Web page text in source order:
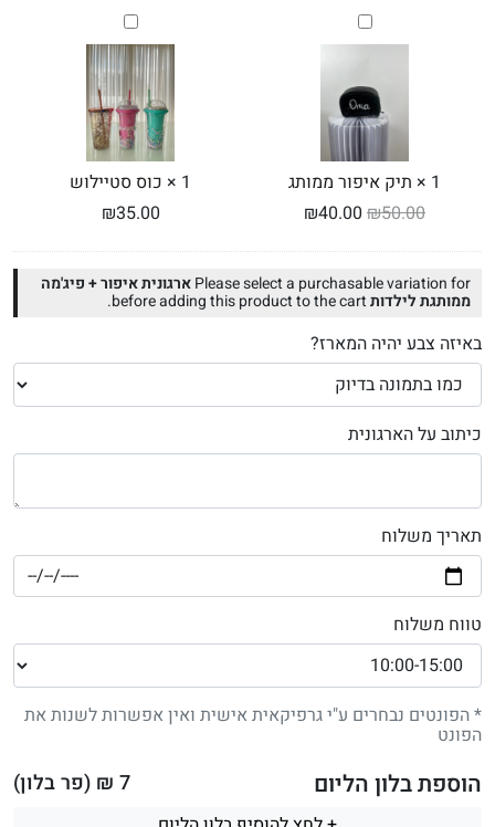
תיק
איפור
1
× תיק איפור ממותג
₪50.00
₪40.00
כוס
סטיילוש
1
× כוס סטיילוש
₪35.00
Please select a purchasable variation forארגונית איפור + פיג'מה
ממותגת לילדות
באיזה צבע יהיה המארז?
כיתוב על הארגונית
תאריך משלוח
טווח משלוח
* הפונטים נבחרים ע"י גרפיקאית אישית ואין אפשרות לשנות את
הפונט
הוספת בלון הליום 7 ₪ (פר בלון)